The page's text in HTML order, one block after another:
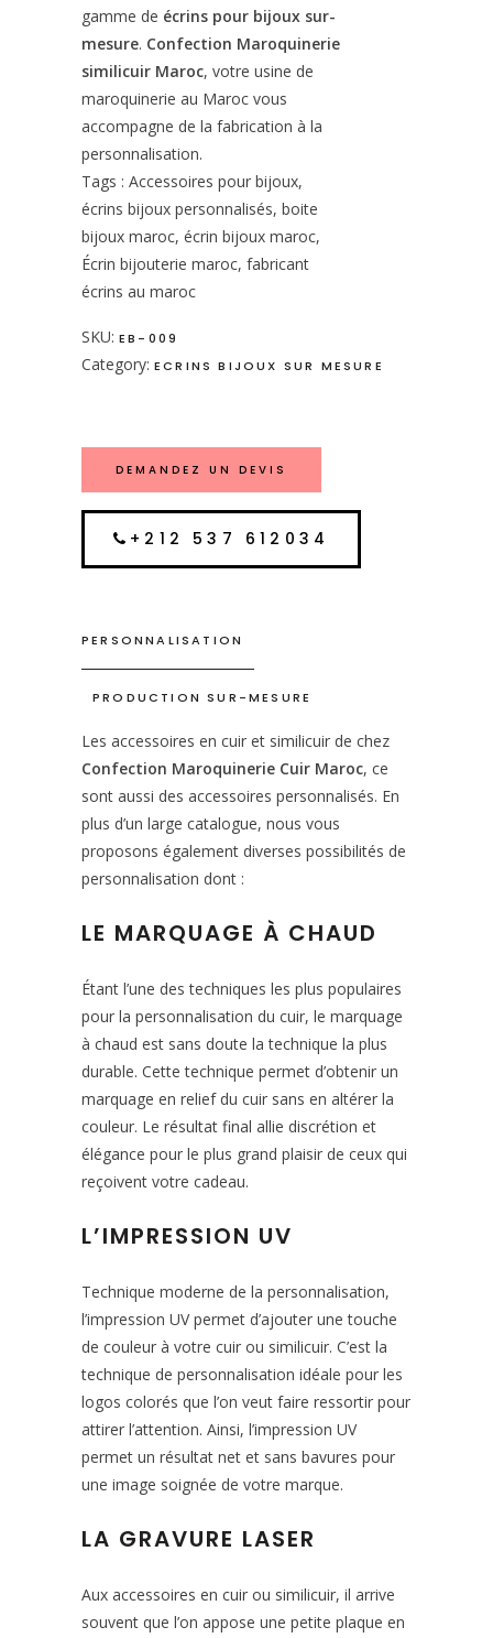
gamme de écrins pour bijoux sur-
mesure. Confection Maroquinerie
similicuir Maroc, votre usine de
maroquinerie au Maroc vous
accompagne de la fabrication à la
personnalisation.
Tags : Accessoires pour bijoux,
écrins bijoux personnalisés, boite
bijoux maroc, écrin bijoux maroc,
Écrin bijouterie maroc, fabricant
écrins au maroc
SKU: EB-009
Category: ECRINS BIJOUX SUR MESURE
DEMANDEZ UN DEVIS
+212 537 612034
PERSONNALISATION
PRODUCTION SUR-MESURE
Les accessoires en cuir et similicuir de chez
Confection Maroquinerie Cuir Maroc, ce
sont aussi des accessoires personnalisés. En
plus d’un large catalogue, nous vous
proposons également diverses possibilités de
personnalisation dont :
LE MARQUAGE À CHAUD
Étant l’une des techniques les plus populaires
pour la personnalisation du cuir, le marquage
à chaud est sans doute la technique la plus
durable. Cette technique permet d’obtenir un
marquage en relief du cuir sans en altérer la
couleur. Le résultat final allie discrétion et
élégance pour le plus grand plaisir de ceux qui
reçoivent votre cadeau.
L’IMPRESSION UV
Technique moderne de la personnalisation,
l’impression UV permet d’ajouter une touche
de couleur à votre cuir ou similicuir. C’est la
technique de personnalisation idéale pour les
logos colorés que l’on veut faire ressortir pour
attirer l’attention. Ainsi, l’impression UV
permet un résultat net et sans bavures pour
une image soignée de votre marque.
LA GRAVURE LASER
Aux accessoires en cuir ou similicuir, il arrive
souvent que l’on appose une petite plaque en